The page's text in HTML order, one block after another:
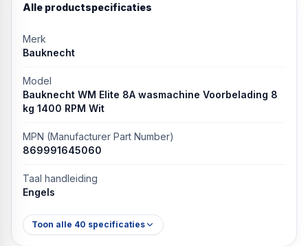
Alle productspecificaties
Merk
Bauknecht
Model
Bauknecht WM Elite 8A wasmachine Voorbelading 8
kg 1400 RPM Wit
MPN (Manufacturer Part Number)
869991645060
Taal handleiding
Engels
Toon alle 40 specificaties